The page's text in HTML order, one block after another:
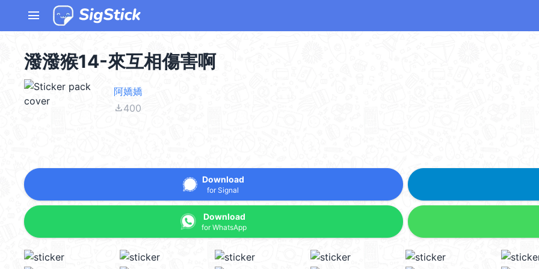
menu
潑潑猴14-來互相傷害啊
阿嬌嬌
file_download400
Download
for Signal
Download
for WhatsApp